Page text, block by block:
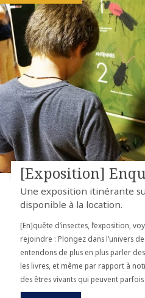
[Exposition]
Une exposition itinérante
disponible à la location.
[En]quête d’insectes, l’exposition,
rejoindre : Plongez dans l’univers
entendons de plus en plus parler
les livres, et même par rapport à
des êtres vivants qui peuvent